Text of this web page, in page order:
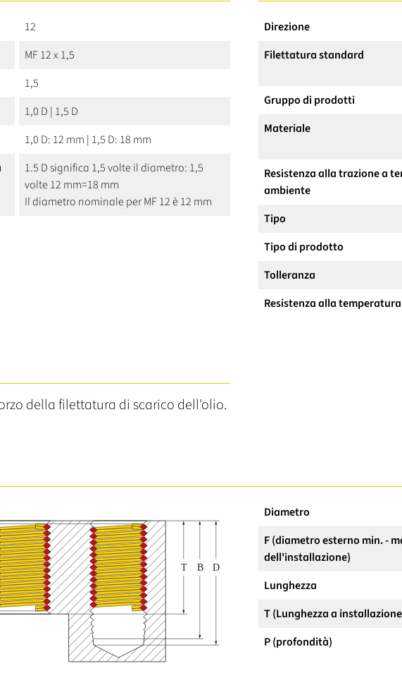
12
MF 12 x 1,5
1,5
1,0 D | 1,5 D
1,0 D: 12 mm | 1,5 D: 18 mm
1.5 D significa 1,5 volte il diametro: 1,5
volte 12 mm=18 mm
Il diametro nominale per MF 12 è 12 mm
Direzione
Filettatura standard
Gruppo di prodotti
Materiale
Resistenza alla trazione a
ambiente
Tipo
Tipo di prodotto
Tolleranza
Resistenza alla temperatura
della filettatura di scarico dell'olio.
Diametro
F (diametro esterno min. -
dell'installazione)
Lunghezza
T (Lunghezza a
P (profondità)